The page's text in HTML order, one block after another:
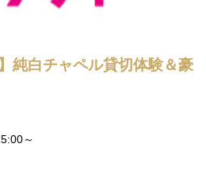
純白チャペル貸切体験＆豪
～